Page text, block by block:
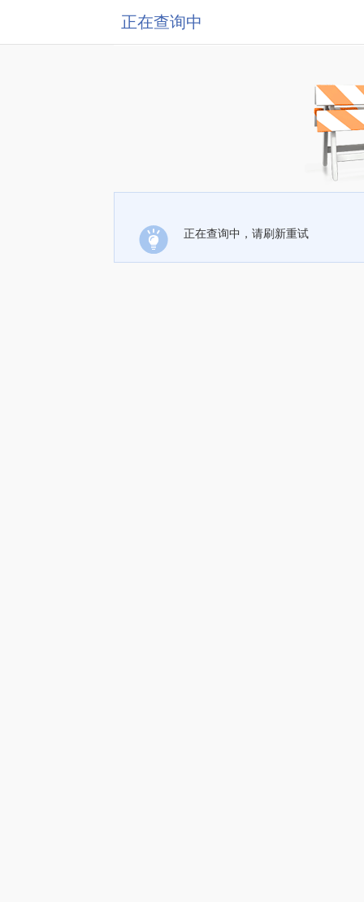
正在查询中
正在查询中，请刷新重试